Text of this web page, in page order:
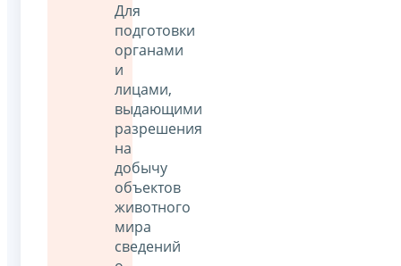
Для
подготовки
органами
и
лицами,
выдающими
разрешения
на
добычу
объектов
животного
мира
сведений